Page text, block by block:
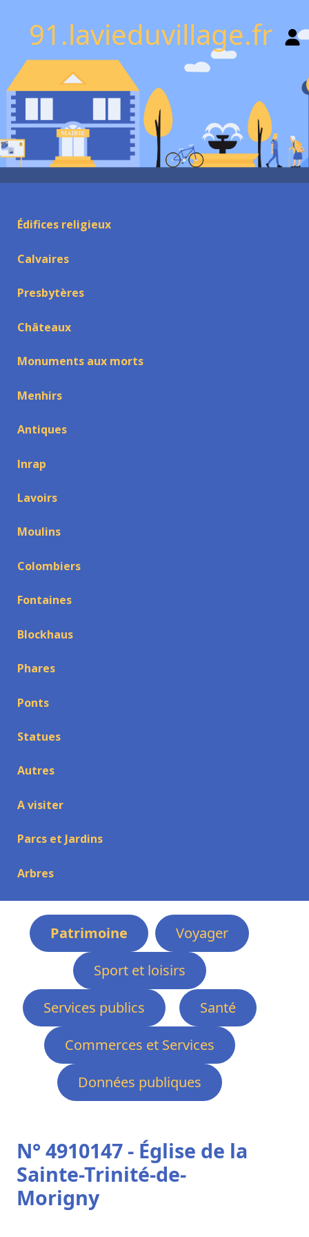
91.lavieduvillage.fr
Édifices religieux
Calvaires
Presbytères
Châteaux
Monuments aux morts
Menhirs
Antiques
Inrap
Lavoirs
Moulins
Colombiers
Fontaines
Blockhaus
Phares
Ponts
Statues
Autres
A visiter
Parcs et Jardins
Arbres
Patrimoine
Voyager
Sport et loisirs
Services publics
Santé
Commerces et Services
Données publiques
N° 4910147 - Église de la
Sainte-Trinité-de-
Morigny